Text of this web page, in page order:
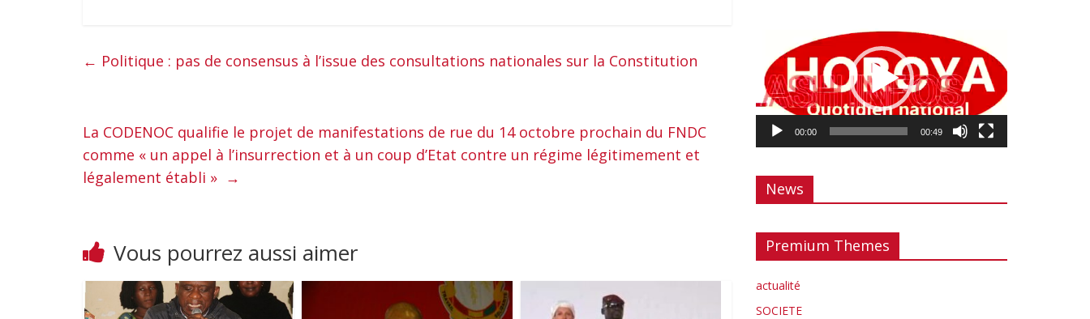
← Politique : pas de consensus à l’issue des consultations nationales sur la Constitution
La CODENOC qualifie le projet de manifestations de rue du 14 octobre prochain du FNDC
comme « un appel à l’insurrection et à un coup d’Etat contre un régime légitimement et
légalement établi » →
Vous pourrez aussi aimer
00:00 00:49
News
Premium Themes
actualité
SOCIETE